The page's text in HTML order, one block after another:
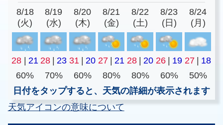
8/18
(火)
8/19
(水)
8/20
(木)
8/21
(金)
8/22
(土)
8/23
(日)
8/24
(月)
28 21 28 23 31 20 27 21 28 20 26 19 27
18
60%
70% 60% 80% 80% 60%
50%
日付をタップすると、天気の詳細が表示されます
天気アイコンの意味について